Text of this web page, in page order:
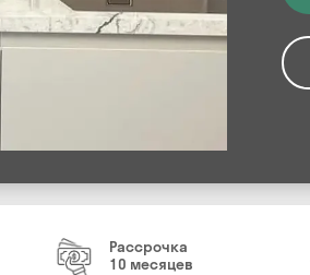
Рассрочка
10 месяцев